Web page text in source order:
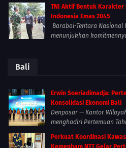
TNI Aktif Bentuk Karakter
Indonesia Emas 2045
Barabai-Tentara Nasional
menunjukkan
Bali
Erwin Soeriadimadja:
Konsolidasi Ekonomi Bali
Denpasar — Kantor
menghadiri Pertemuan
Perkuat Koordinasi
Kemenham NTT Gelar